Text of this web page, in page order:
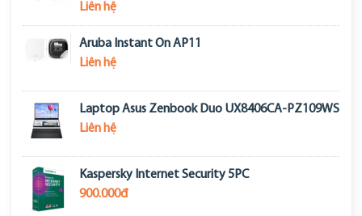
Liên hệ
Aruba Instant On AP11
Liên hệ
Laptop Asus Zenbook Duo UX8406CA-PZ109WS
Liên hệ
Kaspersky Internet Security 5PC
900.000đ